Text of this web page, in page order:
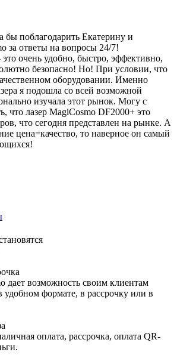
бы поблагодарить Екатерину и
за ответы на вопросы 24/7!
очень удобно, быстро, эффективно,
безопасно! Но! При условии, что
оборудовании. Именно
я подошла со всей возможной
изучала этот рынок. Могу с
что лазер MagiCosmo DF2000+ это
что сегодня представлен на рынке. А
цена=качество, то наверное он самый
дает возможность своим клиентам
удобном формате, в рассрочку или в
оплата, рассрочка, оплата QR-